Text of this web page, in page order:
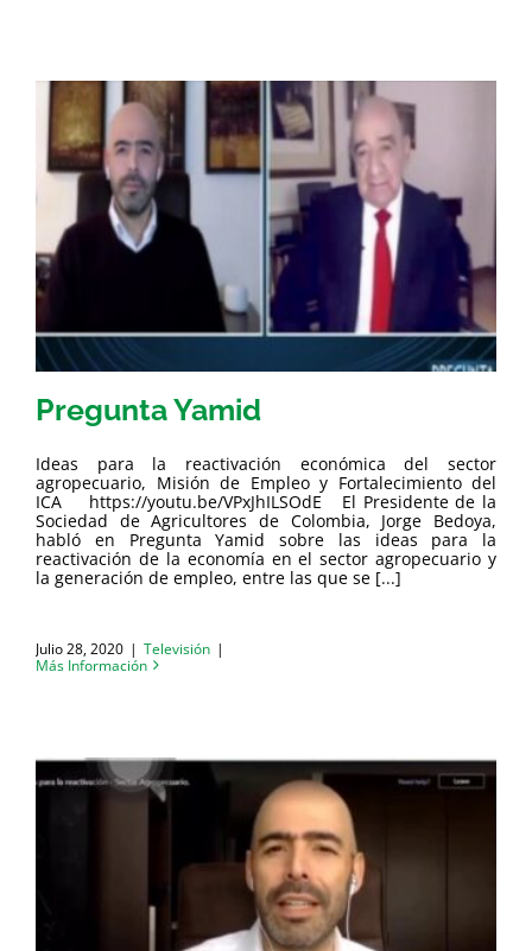
Pregunta Yamid
Ideas para la reactivación económica del sector
agropecuario, Misión de Empleo y Fortalecimiento del
ICA https://youtu.be/VPxJhILSOdE El Presidente de la
Sociedad de Agricultores de Colombia, Jorge Bedoya,
habló en Pregunta Yamid sobre las ideas para la
reactivación de la economía en el sector agropecuario y
la generación de empleo, entre las que se [...]
Julio 28, 2020 | Televisión |
Más Información